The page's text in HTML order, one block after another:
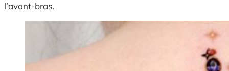
l’avant-bras.